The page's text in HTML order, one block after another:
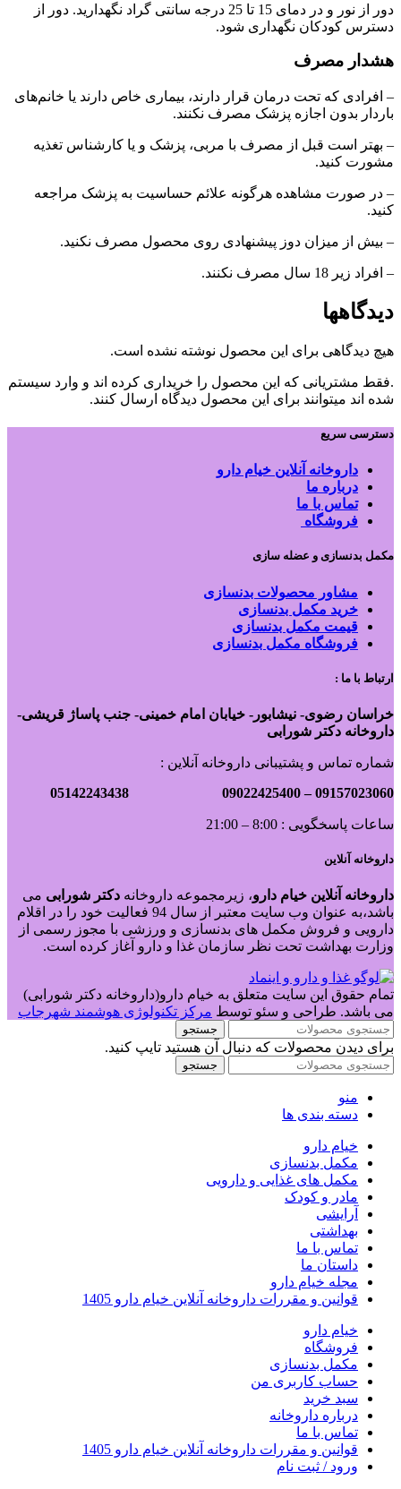
دور از نور و در دمای 15 تا 25 درجه سانتی گراد نگهدارید. دور از
دسترس کودکان نگهداری شود.
هشدار مصرف
– افرادی که تحت درمان قرار دارند، بیماری خاص دارند یا خانم‌های
باردار بدون اجازه پزشک مصرف نکنند.
– بهتر است قبل از مصرف با مربی، پزشک و یا کارشناس تغذیه
مشورت کنید.
– در صورت مشاهده هرگونه علائم حساسیت به پزشک مراجعه
کنید.
– بیش از میزان دوز پیشنهادی روی محصول مصرف نکنید.
– افراد زیر 18 سال مصرف نکنند.
دیدگاهها
هیچ دیدگاهی برای این محصول نوشته نشده است.
.فقط مشتریانی که این محصول را خریداری کرده اند و وارد سیستم
شده اند میتوانند برای این محصول دیدگاه ارسال کنند.
دسترسی سریع
داروخانه آنلاین خیام دارو
درباره ما
تماس با ما
فروشگاه
مکمل بدنسازی و عضله سازی
مشاور محصولات بدنسازی
خرید مکمل بدنسازی
قیمت مکمل بدنسازی
فروشگاه مکمل بدنسازی
ارتباط با ما :
خراسان رضوی- نیشابور- خیابان امام خمینی- جنب پاساژ قریشی-
داروخانه دکتر شورابی
شماره تماس و پشتیبانی داروخانه آنلاین :
09157023060 –
09022425400 05142243438
ساعات پاسخگویی : 8:00 – 21:00
داروخانه آنلاین
داروخانه آنلاین خیام دارو، زیرمجموعه داروخانه دکتر شورابی می
باشد،به عنوان وب سایت معتبر از سال 94 فعالیت خود را در اقلام
دارویی و فروش مکمل های بدنسازی و ورزشی با مجوز رسمی از
وزارت بهداشت تحت نظر سازمان غذا و دارو آغاز کرده است.
تمام حقوق این سایت متعلق به خیام دارو(داروخانه دکتر شورابی)
می باشد. طراحی و سئو توسط مرکز تکنولوژی هوشمند شهرجاب
جستجو
برای دیدن محصولات که دنبال آن هستید تایپ کنید.
جستجو
منو
دسته بندی ها
خیام دارو
مکمل بدنسازی
مکمل های غذایی و دارویی
مادر و کودک
آرایشی
بهداشتی
تماس با ما
داستان ما
مجله خیام دارو
قوانین و مقررات داروخانه آنلاین خیام دارو 1405
خیام دارو
فروشگاه
مکمل بدنسازی
حساب کاربری من
سبد خرید
درباره داروخانه
تماس با ما
قوانین و مقررات داروخانه آنلاین خیام دارو 1405
ورود / ثبت نام